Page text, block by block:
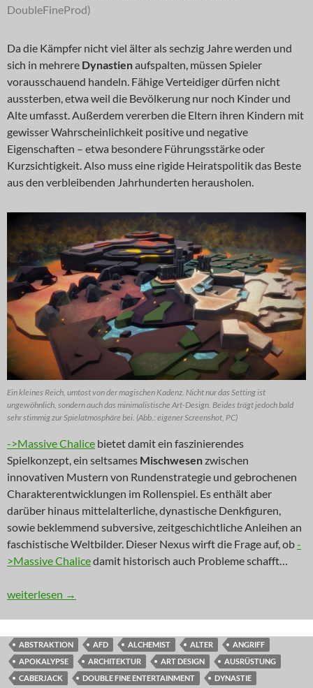
DoubleFineProd)
Da die Kämpfer nicht viel älter als sechzig Jahre werden und
sich in mehrere Dynastienaufspalten, müssen Spieler
vorausschauend handeln. Fähige Verteidiger dürfen nicht
aussterben, etwa weil die Bevölkerung nur noch Kinder und
Alte umfasst. Außerdem vererben die Eltern ihren Kindern mit
gewisser Wahrscheinlichkeit positive und negative
Eigenschaften – etwa besondere Führungsstärke oder
Kurzsichtigkeit. Also muss eine rigide Heiratspolitik das Beste
aus den verbleibenden Jahrhunderten herausholen.
Ein kleines Reich, umtost von der magischen Kadenz. Nicht nur das Setting ist
ungewöhnlich, sondern auch das minimalistische Art-Design. Beides trägt jedoch bald
sehr stimmig zur Spielatmosphäre bei. (Abb.: eigener Screenshot, PC)
->Massive Chalice bietet damit ein faszinierendes
Spielkonzept, ein seltsames Mischwesenzwischen
innovativen Mustern von Rundenstrategie und gebrochenen
Charakterentwicklungen im Rollenspiel. Es enthält aber
darüber hinaus mittelalterliche, dynastische Denkfiguren,
sowie beklemmend subversive, zeitgeschichtliche Anleihen an
faschistische Weltbilder. Dieser Nexus wirft die Frage auf, ob-
>Massive Chalicedamit historisch auch Probleme schafft…
INNOVATION: Familienbrut
weiterlesen →
ABSTRAKTION AFD ALCHEMIST ALTER
ANGRIFF
APOKALYPSE
ARCHITEKTUR ART DESIGN
AUSRÜSTUNG
CABERJACK
DOUBLE FINE ENTERTAINMENT DYNASTIE